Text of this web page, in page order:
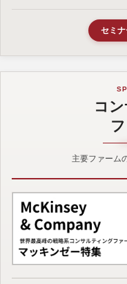
セミ
コ
主要ファーム